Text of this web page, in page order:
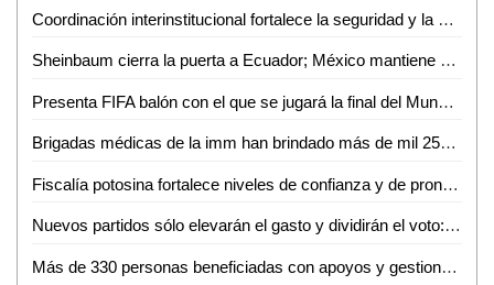
Coordinación interinstitucional fortalece la seguridad y la paz en San Luis Potosí
Sheinbaum cierra la puerta a Ecuador; México mantiene demanda internacional
Presenta FIFA balón con el que se jugará la final del Mundial 2026
Brigadas médicas de la imm han brindado más de mil 250 atenciones gratuitas en Ciudad Valles
Fiscalía potosina fortalece niveles de confianza y de pronta atención ciudadana
Nuevos partidos sólo elevarán el gasto y dividirán el voto: Carlos Solares
Más de 330 personas beneficiadas con apoyos y gestiones de atención ciudadana durante junio